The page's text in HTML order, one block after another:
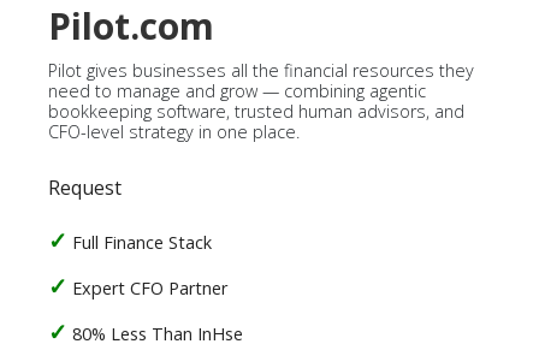
Pilot.com
Pilot gives businesses all the financial resources they
need to manage and grow — combining agentic
bookkeeping software, trusted human advisors, and
CFO-level strategy in one place.
Request
Full Finance Stack
Expert CFO Partner
80% Less Than InHse